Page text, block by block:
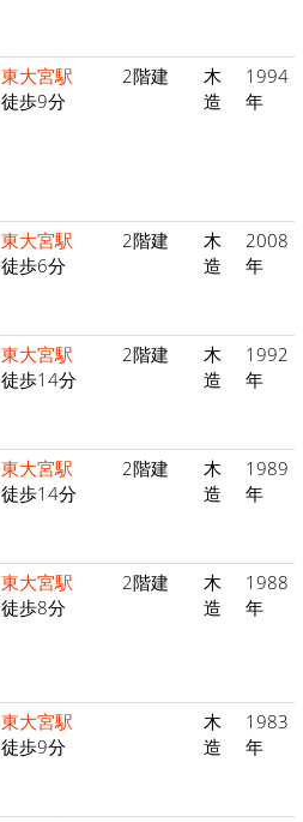
東大宮駅
徒歩9分
2階建
木
造
1994
年
東大宮駅
徒歩6分
2階建
木
造
2008
年
東大宮駅
徒歩14分
2階建
木
造
1992
年
東大宮駅
徒歩14分
2階建
木
造
1989
年
東大宮駅
徒歩8分
2階建
木
造
1988
年
東大宮駅
徒歩9分
木
造
1983
年